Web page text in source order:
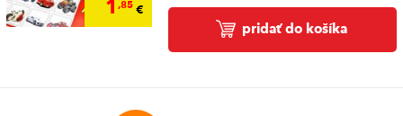
1 ,85€
pridať do košíka